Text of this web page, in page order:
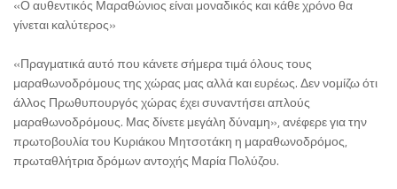
«Ο αυθεντικός Μαραθώνιος είναι μοναδικός και κάθε χρόνο θα
γίνεται καλύτερος»
«Πραγματικά αυτό που κάνετε σήμερα τιμά όλους τους
μαραθωνοδρόμους της χώρας μας αλλά και ευρέως. Δεν νομίζω ότι
άλλος Πρωθυπουργός χώρας έχει συναντήσει απλούς
μαραθωνοδρόμους. Μας δίνετε μεγάλη δύναμη», ανέφερε για την
πρωτοβουλία του Κυριάκου Μητσοτάκη η μαραθωνοδρόμος,
πρωταθλήτρια δρόμων αντοχής Μαρία Πολύζου.